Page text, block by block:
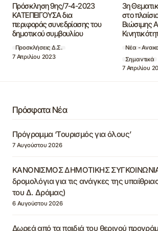
Πρόσκληση 9ης/7-4-2023
ΚΑΤΕΠΕΙΓΟΥΣΑ δια
περιφοράς συνεδρίασης του
δημοτικού συμβουλίου
Προσκλήσεις Δ.Σ.
7 Απριλίου 2023
3η
στο
Βιώσιμης
Νέα -
Σημαντικά
7 Απριλίου
Πρόσφατα Νέα
Πρόγραμμα ‘Τουρισμός για όλους’
7 Αυγούστου 2026
ΚΑΝΟΝΙΣΜΟΣ ΔΗΜΟΤΙΚΗΣ
δρομολόγια για τις ανάγκες της
του Δ. Δράμας)
6 Αυγούστου 2026
Δωρεά από τα παιδιά του θερινού